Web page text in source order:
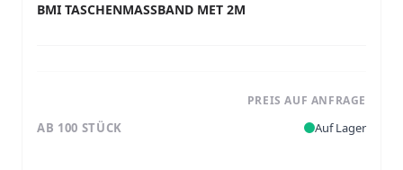
BMI TASCHENMASSBAND MET 2M
PREIS AUF ANFRAGE
AB 100 STÜCK Auf Lager